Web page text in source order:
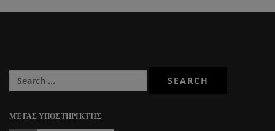
ΜΈΓΑΣ ΥΠΟΣΤΗΡΙΚΤΉΣ